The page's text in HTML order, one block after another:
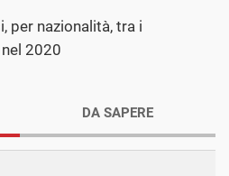
per nazionalità, tra i
2020
DA SAPERE